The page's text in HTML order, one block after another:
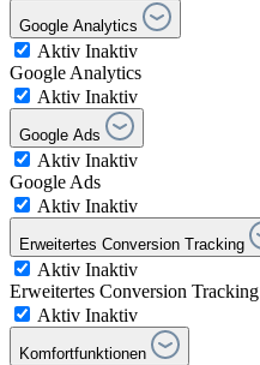
Google Analytics
Aktiv Inaktiv
Google Analytics
Aktiv Inaktiv
Google Ads
Aktiv Inaktiv
Google Ads
Aktiv Inaktiv
Erweitertes Conversion Tracking
Aktiv Inaktiv
Erweitertes Conversion Tracking
Aktiv Inaktiv
Komfortfunktionen